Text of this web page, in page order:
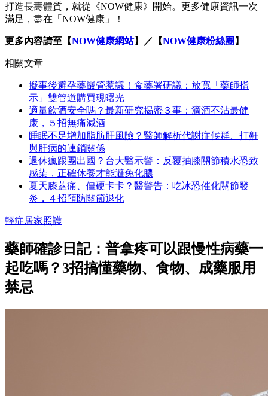
打造長壽體質，就從《NOW健康》開始。更多健康資訊一次
滿足，盡在「NOW健康」！
更多內容請至【NOW健康網站】／【NOW健康粉絲團 】
相關文章
擬事後避孕藥嚴管惹議！食藥署研議：放寬「藥師指
示」雙管道購買現曙光
適量飲酒安全嗎？最新研究揭密３事：滴酒不沾最健
康，５招無痛減酒
睡眠不足增加脂肪肝風險？醫師解析代謝症候群、打鼾
與肝病的連鎖關係
退休瘋跟團出國？台大醫示警：反覆抽膝關節積水恐致
感染，正確休養才能避免化膿
夏天膝蓋痛、僵硬卡卡？醫警告：吃冰恐催化關節發
炎，４招預防關節退化
輕症居家照護
藥師確診日記：普拿疼可以跟慢性病藥一
起吃嗎？3招搞懂藥物、食物、成藥服用
禁忌